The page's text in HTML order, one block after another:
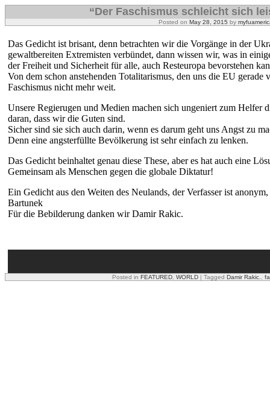
“Der Faschismus schleicht sich
Posted on May 28, 2015 by
Das Gedicht ist brisant, denn betrachten wir die Vorgänge in der
gewaltbereiten Extremisten verbündet, dann wissen wir, was in
der Freiheit und Sicherheit für alle, auch Resteuropa bevorstehen
Von dem schon anstehenden Totalitarismus, den uns die EU gerade
Faschismus nicht mehr weit.
Unsere Regierugen und Medien machen sich ungeniert zum Helfer
daran, dass wir die Guten sind.
Sicher sind sie sich auch darin, wenn es darum geht uns Angst zu
Denn eine angsterfüllte Bevölkerung ist sehr einfach zu lenken.
Das Gedicht beinhaltet genau diese These, aber es hat auch eine
Gemeinsam als Menschen gegen die globale Diktatur!
Ein Gedicht aus den Weiten des Neulands, der Verfasser ist
Bartunek
Für die Bebilderung danken wir Damir Rakic.
Posted in FEATURED WORLD | Tagged Damir Rakic.